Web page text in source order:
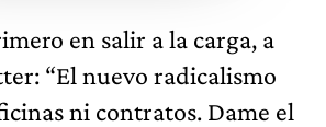
en salir a la carga, a
“El nuevo radicalismo
ni contratos. Dame el